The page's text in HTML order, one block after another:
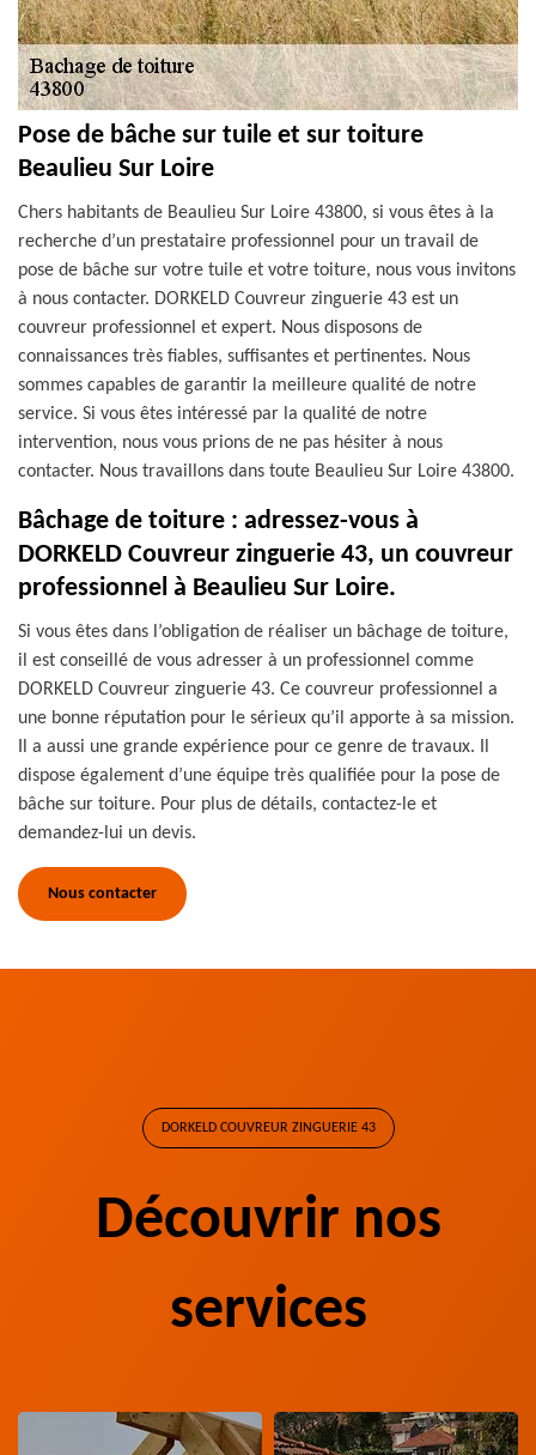
Pose de bâche sur tuile et sur toiture
Beaulieu Sur Loire
Chers habitants de Beaulieu Sur Loire 43800, si vous êtes à la
recherche d’un prestataire professionnel pour un travail de
pose de bâche sur votre tuile et votre toiture, nous vous invitons
à nous contacter. DORKELD Couvreur zinguerie 43 est un
couvreur professionnel et expert. Nous disposons de
connaissances très fiables, suffisantes et pertinentes. Nous
sommes capables de garantir la meilleure qualité de notre
service. Si vous êtes intéressé par la qualité de notre
intervention, nous vous prions de ne pas hésiter à nous
contacter. Nous travaillons dans toute Beaulieu Sur Loire 43800.
Bâchage de toiture : adressez-vous à
DORKELD Couvreur zinguerie 43, un couvreur
professionnel à Beaulieu Sur Loire.
Si vous êtes dans l’obligation de réaliser un bâchage de toiture,
il est conseillé de vous adresser à un professionnel comme
DORKELD Couvreur zinguerie 43. Ce couvreur professionnel a
une bonne réputation pour le sérieux qu’il apporte à sa mission.
Il a aussi une grande expérience pour ce genre de travaux. Il
dispose également d’une équipe très qualifiée pour la pose de
bâche sur toiture. Pour plus de détails, contactez-le et
demandez-lui un devis.
Nous contacter
DORKELD COUVREUR ZINGUERIE 43
Découvrir nos
services